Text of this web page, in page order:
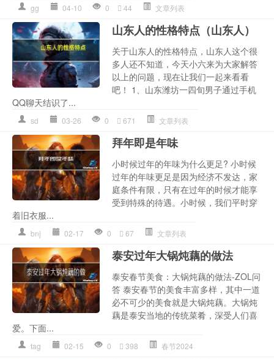
gg 04-10 0 44 文章列表
山东人的性格特点（山东人）
关于山东人的性格特点，山东人这个很
多人还不知道，今天小六来为大家解答
以上的问题，现在让我们一起来看看
吧！ 1、山东潍坊一四旬男子通过手机
QQ聊天结识了...
sd 03-26 0 671 文章列表
拜年即是年味
小时候过年的年味为什么更足? 小时候
过年的年味更足是因为经济不发达，家
庭条件有限，只有在过年的时候才能享
受到特殊的待遇。小时候，我们平时穿
着旧衣服...
bnj 02-17 0 67 文章列表
泰安过年大锅炖藕的做法
泰安春节美食：大锅炖藕的做法-ZOL问
答 泰安春节的美食丰富多样，其中一道
必不可少的美食就是大锅炖藕。大锅炖
藕是泰安当地的传统菜肴，深受人们喜
爱。下面...
tag 02-15 0 398 春节2024